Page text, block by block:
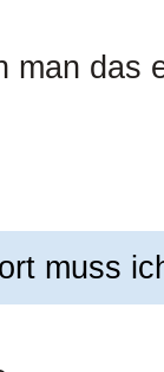
man das
muss